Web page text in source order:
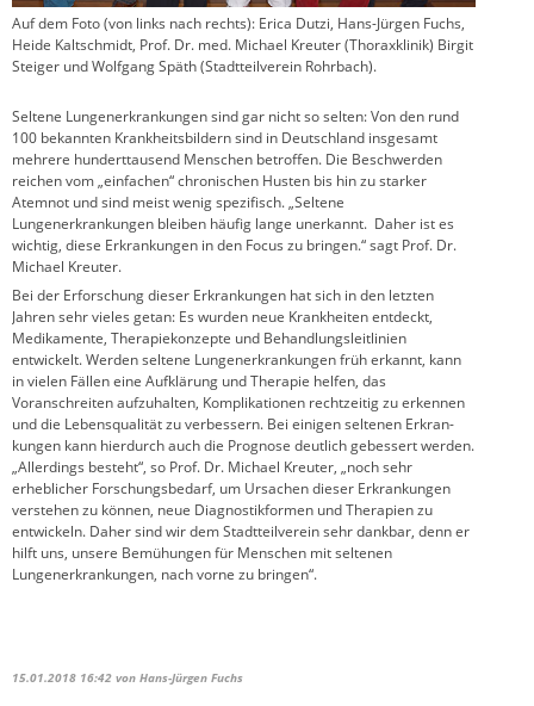
Auf dem Foto (von links nach rechts): Erica Dutzi, Hans-Jürgen Fuchs,
Heide Kaltschmidt, Prof. Dr. med. Michael Kreuter (Thoraxklinik) Birgit
Steiger und Wolfgang Späth (Stadtteilverein Rohrbach).
Seltene Lungenerkrankungen sind gar nicht so selten: Von den rund
100 bekannten Krankheitsbildern sind in Deutschland insgesamt
mehrere hunderttausend Menschen betroffen. Die Beschwerden
reichen vom „einfachen“ chronischen Husten bis hin zu starker
Atemnot und sind meist wenig spezifisch. „Seltene
Lungenerkrankungen bleiben häufig lange unerkannt. Daher ist es
wichtig, diese Erkrankungen in den Focus zu bringen.“ sagt Prof. Dr.
Michael Kreuter.
Bei der Erforschung dieser Erkrankungen hat sich in den letzten
Jahren sehr vieles getan: Es wurden neue Krankheiten entdeckt,
Medikamente, Therapiekonzepte und Behandlungs­leit­linien
entwickelt. Werden seltene Lungenerkrankungen früh erkannt, kann
in vielen Fällen eine Aufklärung und Therapie helfen, das
Voranschreiten aufzuhalten, Komplikationen rechtzeitig zu erkennen
und die Lebensqualität zu verbessern. Bei einigen seltenen Erkran­
kungen kann hierdurch auch die Prognose deutlich gebessert werden.
„Allerdings besteht“, so Prof. Dr. Michael Kreuter, „noch sehr
erheblicher Forschungsbedarf, um Ursachen dieser Erkrankungen
verstehen zu können, neue Diagnostikformen und Therapien zu
entwickeln. Daher sind wir dem Stadtteilverein sehr dankbar, denn er
hilft uns, unsere Bemühungen für Menschen mit seltenen
Lungenerkrankungen, nach vorne zu bringen“.
15.01.2018 16:42 von Hans-Jürgen Fuchs